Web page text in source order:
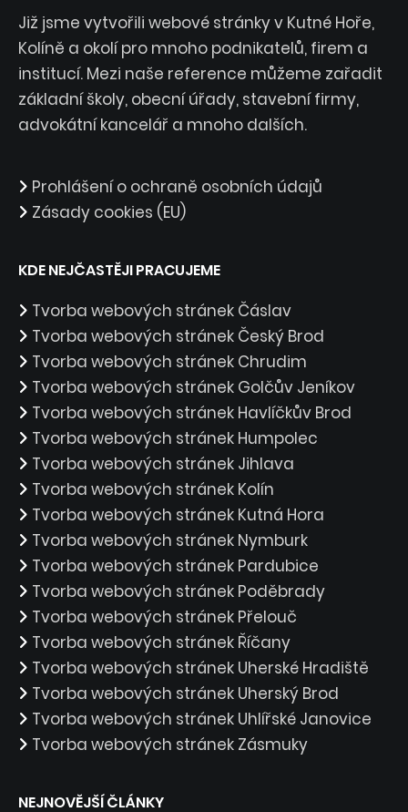
Již jsme vytvořili webové stránky v Kutné Hoře,
Kolíně a okolí pro mnoho podnikatelů, firem a
institucí. Mezi naše reference můžeme zařadit
základní školy, obecní úřady, stavební firmy,
advokátní kancelář a mnoho dalších.
Prohlášení o ochraně osobních údajů
Zásady cookies (EU)
KDE NEJČASTĚJI PRACUJEME
Tvorba webových stránek Čáslav
Tvorba webových stránek Český Brod
Tvorba webových stránek Chrudim
Tvorba webových stránek Golčův Jeníkov
Tvorba webových stránek Havlíčkův Brod
Tvorba webových stránek Humpolec
Tvorba webových stránek Jihlava
Tvorba webových stránek Kolín
Tvorba webových stránek Kutná Hora
Tvorba webových stránek Nymburk
Tvorba webových stránek Pardubice
Tvorba webových stránek Poděbrady
Tvorba webových stránek Přelouč
Tvorba webových stránek Říčany
Tvorba webových stránek Uherské Hradiště
Tvorba webových stránek Uherský Brod
Tvorba webových stránek Uhlířské Janovice
Tvorba webových stránek Zásmuky
NEJNOVĚJŠÍ ČLÁNKY